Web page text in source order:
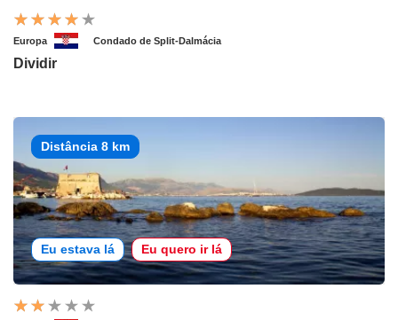
Europa Condado de Split-Dalmácia
Dividir
Distância 8 km
Eu estava lá Eu quero ir lá